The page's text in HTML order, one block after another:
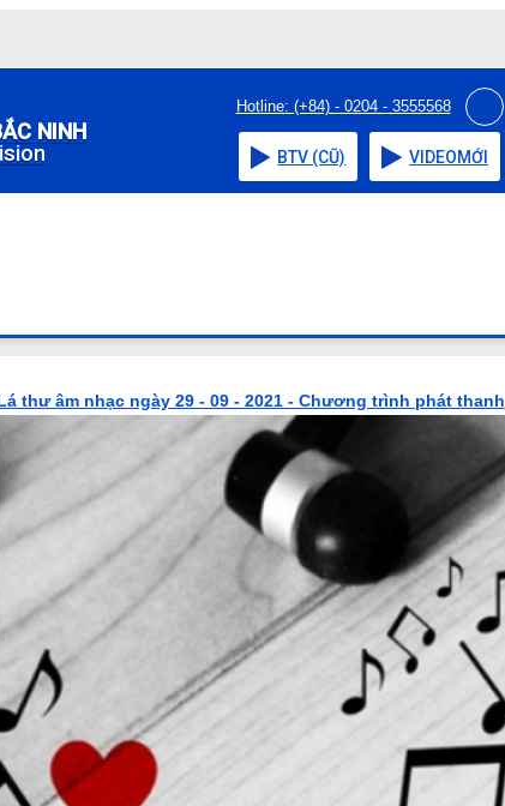
NINH
Hotline: (+84) - 0204 - 3555568
BTV (CŨ) VIDEOMỚI
thư âm nhạc ngày 29 - 09 - 2021 - Chương trình phát thanh